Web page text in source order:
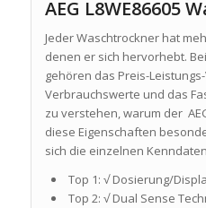
AEG L8WE86605
Jeder Waschtrockner hat
denen er sich hervorhebt. Bei
gehören das Preis-
Verbrauchswerte und das
zu verstehen, warum der
diese Eigenschaften
sich die einzelnen
Top 1: √ Dosierung/
Top 2: √ Dual Sense